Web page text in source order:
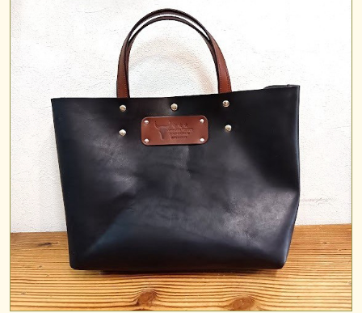
浸み込んだオイル成分が表面に現れ、柔らかく自然なオイル
の光沢が出てきます。また、オイルを塗布する事により味わ
える美しい経年変化（エイジング）で愛着の湧くお品となる
事と思います。